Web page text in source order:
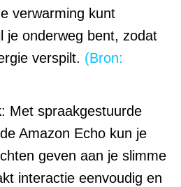
verwarming kunt
je onderweg bent, zodat
verspilt. (Bron:
: Met spraakgestuurde
Amazon Echo kun je
geven aan je slimme
interactie eenvoudig en